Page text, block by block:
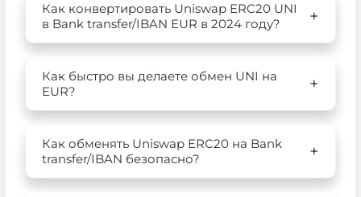
Как конвертировать Uniswap ERC20 UNI
в Bank transfer/IBAN EUR в 2024 году?
Как быстро вы делаете обмен UNI на
EUR?
Как обменять Uniswap ERC20 на Bank
transfer/IBAN безопасно?